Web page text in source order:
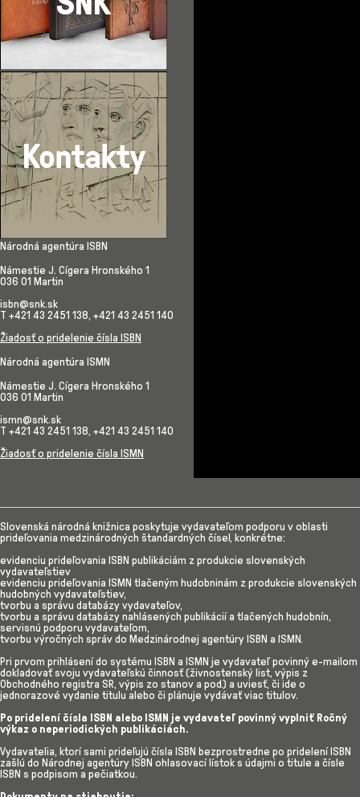
Národná agentúra ISBN
Námestie J. Cígera Hronského 1
036 01 Martin
isbn@snk.sk
T +421 43 2451 138, +421 43 2451 140
Žiadosť o pridelenie čísla ISBN
Národná agentúra ISMN
Námestie J. Cígera Hronského 1
036 01 Martin
ismn@snk.sk
T +421 43 2451 138, +421 43 2451 140
Žiadosť o pridelenie čísla ISMN​
Slovenská národná knižnica poskytuje vydavateľom podporu v oblasti
prideľovania medzinárodných štandardných čísel, konkrétne:
evidenciu prideľovania ISBN publikáciám z produkcie slovenských
vydavateľstiev
evidenciu prideľovania ISMN tlačeným hudobninám z produkcie slovenských
hudobných vydavateľstiev,
tvorbu a správu databázy vydavateľov,
tvorbu a správu databázy nahlásených publikácií a tlačených hudobnín,
servisnú podporu vydavateľom,
tvorbu výročných správ do Medzinárodnej agentúry ISBN a ISMN.
Pri prvom prihlásení do systému ISBN a ISMN je vydavateľ povinný e-mailom
dokladovať svoju vydavateľskú činnosť (živnostenský list, výpis z
Obchodného registra SR, výpis zo stanov a pod.) a uviesť, či ide o
jednorazové vydanie titulu alebo či plánuje vydávať viac titulov.
Po pridelení čísla ISBN alebo ISMN je vydavateľ povinný vyplniť Ročný
výkaz o neperiodických publikáciách.
Vydavatelia, ktorí sami prideľujú čísla ISBN bezprostredne po pridelení ISBN
zašlú do Národnej agentúry ISBN ohlasovací lístok s údajmi o titule a čísle
ISBN s podpisom a pečiatkou.